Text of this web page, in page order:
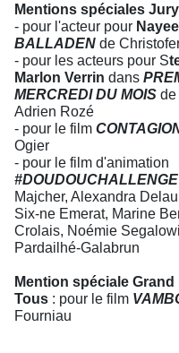
Mentions spéciales
- pour l'acteur pour
BALLADEN de
- pour les acteurs pour S
Marlon Verrin dans
MERCREDI DU MOIS de
Adrien Rozé
- pour le film
Ogier
- pour le film d'animation
#DOUDOUCHALLENGE
Majcher, Alexandra
Six-ne Emerat, Marine
Crolais, Noémie
Pardailhé-Galabrun
Mention spéciale
Tous : pour le film
Fourniau